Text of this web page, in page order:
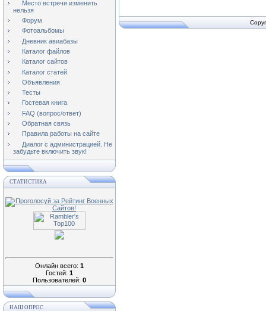
Место встречи изменить
нельзя
Форум
Фотоальбомы
Дневник авиабазы
Каталог файлов
Каталог сайтов
Каталог статей
Объявления
Тесты
Гостевая книга
FAQ (вопрос/ответ)
Обратная связь
Правила работы на сайте
Диалог с администрацией. Не
забудьте включить звук!
СТАТИСТИКА
Онлайн всего: 1
Гостей: 1
Пользователей: 0
НАШ ОПРОС